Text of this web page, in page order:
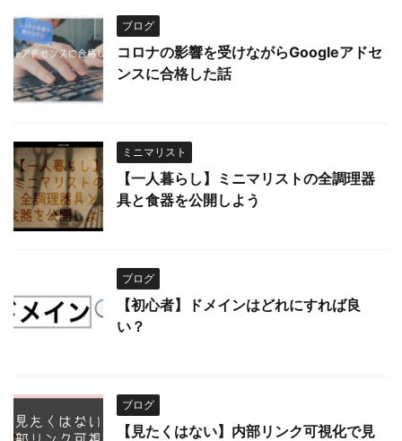
ブログ
コロナの影響を受けながらGoogleアドセ
ンスに合格した話
ミニマリスト
【一人暮らし】ミニマリストの全調理器
具と食器を公開しよう
ブログ
【初心者】ドメインはどれにすれば良
い？
ブログ
【見たくはない】内部リンク可視化で見